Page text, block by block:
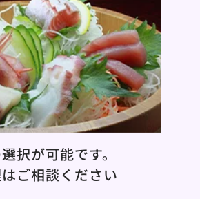
択が可能です。
ご相談ください